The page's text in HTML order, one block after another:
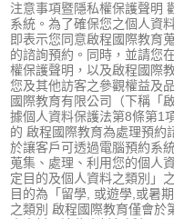
護
法
注意事項暨隱私權保護聲明
系統。為了確保您之個人資
即表示您同意啟程國際教育
的諮詢預約。同時，並請您
權保護聲明，以及啟程國際
您及其他訪客之參觀權益及
國際教育有限公司（下稱「
據個人資料保護法第8條第1
的 啟程國際教育為處理預約
於讓客戶可透過電腦預約系
蒐集、處理、利用您的個人
定目的及個人資料之類別」
目的為「留學, 或遊學,或暑
之類別 啟程國際教育僅會於